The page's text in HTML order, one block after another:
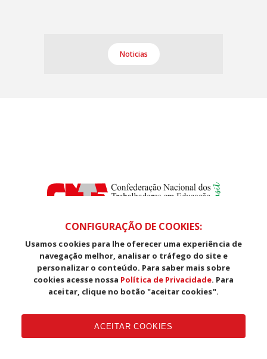
Noticias
SDS, Edifício Venâncio III, Salas 101/106
CEP: 70393-902 - Brasília - DF
Telefone (61) 3225-1003 - E-mail cnte@cnte.org.br
Trabalhadores(as) na Base
CONFIGURAÇÃO DE COOKIES:
Usamos cookies para lhe oferecer uma experiência de
navegação melhor, analisar o tráfego do site e
personalizar o conteúdo. Para saber mais sobre
cookies acesse nossa Política de Privacidade. Para
aceitar, clique no botão "aceitar cookies".
ACEITAR COOKIES